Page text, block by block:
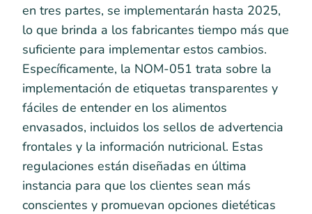
en tres partes, se implementarán hasta 2025,
lo que brinda a los fabricantes tiempo más que
suficiente para implementar estos cambios.
Específicamente, la NOM-051 trata sobre la
implementación de etiquetas transparentes y
fáciles de entender en los alimentos
envasados, incluidos los sellos de advertencia
frontales y la información nutricional. Estas
regulaciones están diseñadas en última
instancia para que los clientes sean más
conscientes y promuevan opciones dietéticas